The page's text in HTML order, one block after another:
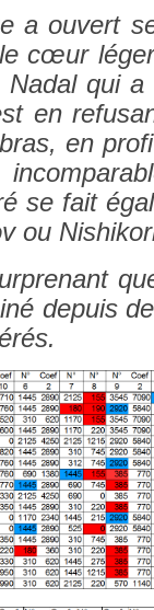
a ouvert
cœur
qui
en
en
se fait
ou
de­puis